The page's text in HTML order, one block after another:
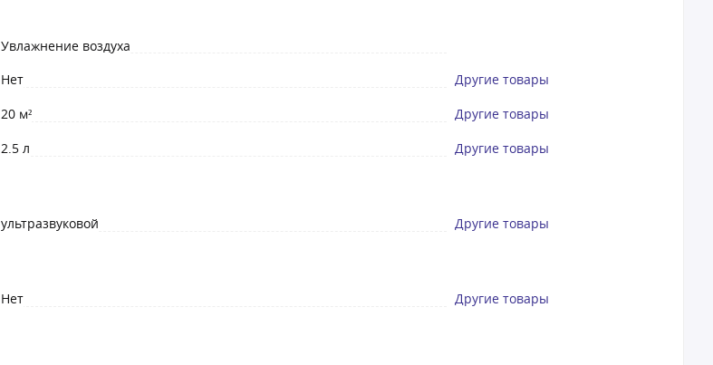
Увлажнение воздуха
Нет Другие товары
20 м² Другие товары
2.5 л Другие товары
ультразвуковой Другие товары
Нет Другие товары